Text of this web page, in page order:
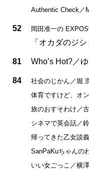
Authentic Check／
52 岡田准一の
「オカダのジシ
81 Who’s Hot?／
84
社会のじかん／堀
体育ですけど、オ
旅のおすそわけ／
シネマで英会話／
帰ってきた乙女談
SanPaKuちゃんの
いい女ごっこ／横